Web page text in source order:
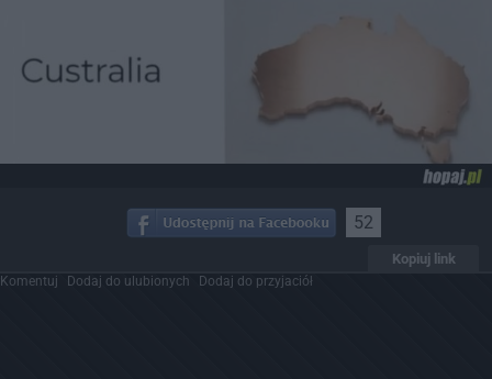
52
Kopiuj link
Komentuj Dodaj do ulubionych Dodaj do przyjaciół